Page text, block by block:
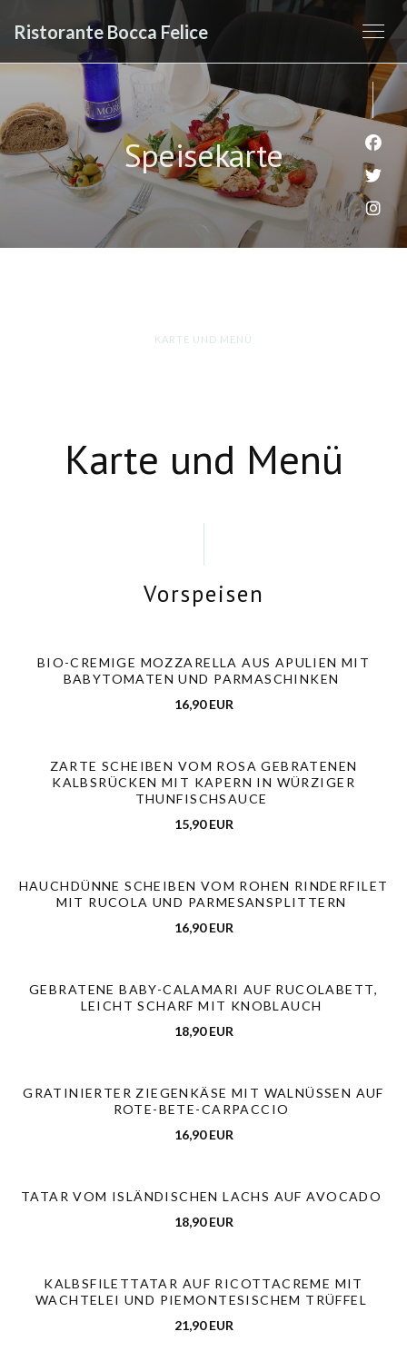
Ristorante Bocca Felice
Speisekarte
KARTE UND MENÜ
Karte und Menü
Vorspeisen
BIO-CREMIGE MOZZARELLA AUS APULIEN MIT
BABYTOMATEN UND PARMASCHINKEN
16,90 EUR
ZARTE SCHEIBEN VOM ROSA GEBRATENEN
KALBSRÜCKEN MIT KAPERN IN WÜRZIGER
THUNFISCHSAUCE
15,90 EUR
HAUCHDÜNNE SCHEIBEN VOM ROHEN RINDERFILET
MIT RUCOLA UND PARMESANSPLITTERN
16,90 EUR
GEBRATENE BABY-CALAMARI AUF RUCOLABETT,
LEICHT SCHARF MIT KNOBLAUCH
18,90 EUR
GRATINIERTER ZIEGENKÄSE MIT WALNÜSSEN AUF
ROTE-BETE-CARPACCIO
16,90 EUR
TATAR VOM ISLÄNDISCHEN LACHS AUF AVOCADO
18,90 EUR
KALBSFILETTATAR AUF RICOTTACREME MIT
WACHTELEI UND PIEMONTESISCHEM TRÜFFEL
21,90 EUR